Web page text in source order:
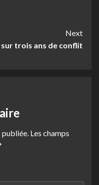
Next
trois ans de conflit
publiée. Les champs